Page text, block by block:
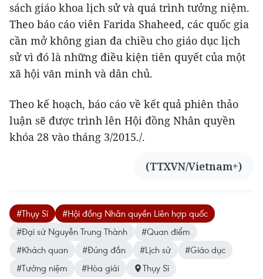
sách giáo khoa lịch sử và quá trình tưởng niệm.
Theo báo cáo viên Farida Shaheed, các quốc gia
cần mở không gian đa chiều cho giáo dục lịch
sử vì đó là những điều kiện tiên quyết của một
xã hội văn minh và dân chủ.
Theo kế hoạch, báo cáo về kết quả phiên thảo
luận sẽ được trình lên Hội đồng Nhân quyền
khóa 28 vào tháng 3/2015./.
(TTXVN/Vietnam+)
#Thụy Sĩ
#Hội đồng Nhân quyền Liên hợp quốc
#Đại sứ Nguyễn Trung Thành
#Quan điểm
#Khách quan
#Đúng đắn #Lịch sử
#Giáo dục
#Tưởng niệm
#Hòa giải Thụy Sĩ